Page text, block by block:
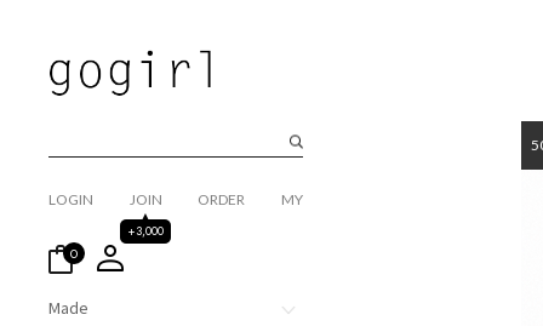
LOGIN
JOIN
+3,000
ORDER MY
0
Made